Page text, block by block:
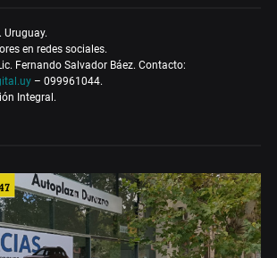
Uruguay.
en redes sociales.
Fernando Salvador Báez. Contacto:
– 099961044.
Integral.